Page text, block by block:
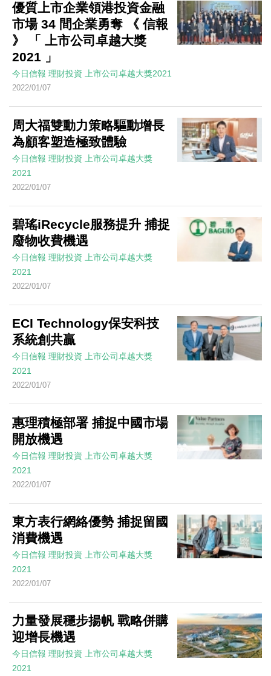
優質上市企業領港投資金融
市場 34 間企業勇奪 《 信報
》 「 上市公司卓越大獎
2021 」
今日信報 理財投資 上市公司卓越大獎2021
2022/01/07
周大福雙動力策略驅動增長
為顧客塑造極致體驗
今日信報 理財投資
上市公司卓越大獎
2021
2022/01/07
碧瑤iRecycle服務提升 捕捉
廢物收費機遇
今日信報 理財投資
上市公司卓越大獎
2021
2022/01/07
ECI Technology保安科技
系統創共贏
今日信報 理財投資 上市公司卓越大獎
2021
2022/01/07
惠理積極部署 捕捉中國市場
開放機遇
今日信報 理財投資
上市公司卓越大獎
2021
2022/01/07
東方表行網絡優勢 捕捉留國
消費機遇
今日信報 理財投資
上市公司卓越大獎
2021
2022/01/07
力量發展穩步揚帆 戰略併購
迎增長機遇
今日信報 理財投資 上市公司卓越大獎
2021